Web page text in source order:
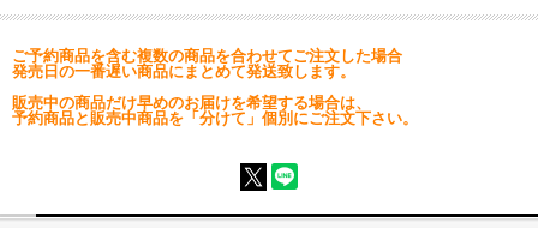
ご予約商品を含む複数の商品を合わせてご注文した場合
発売日の一番遅い商品にまとめて発送致します。
販売中の商品だけ早めのお届けを希望する場合は、
予約商品と販売中商品を「分けて」個別にご注文下さい。